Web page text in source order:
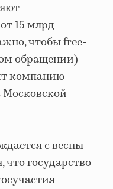
15 млрд
чтобы free-
обращении)
компанию
Московской
с весны
что государство